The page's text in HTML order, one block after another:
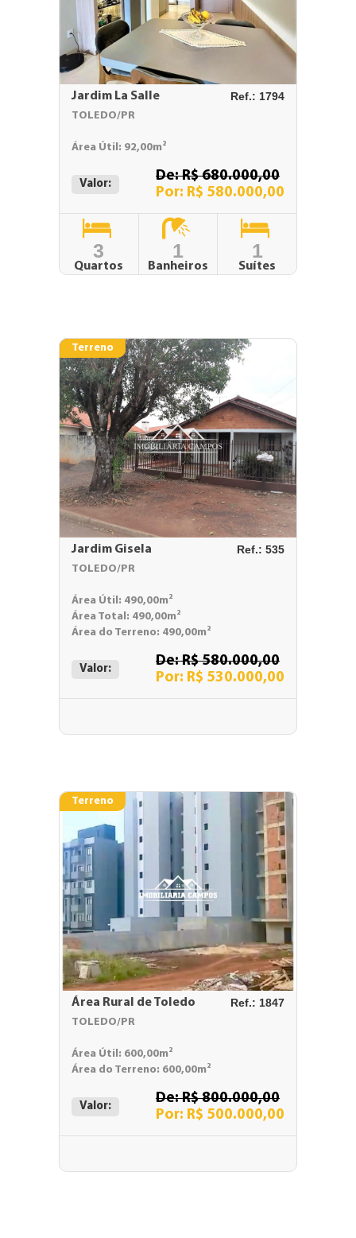
Jardim La Salle Ref.: 1794
TOLEDO/PR
Área Útil: 92,00m²
Valor:
De: R$ 680.000,00
Por: R$ 580.000,00
3
Quartos
1
Banheiros
1
Suítes
Terreno
Jardim Gisela Ref.: 535
TOLEDO/PR
Área Útil: 490,00m²
Área Total: 490,00m²
Área do Terreno: 490,00m²
Valor:
De: R$ 580.000,00
Por: R$ 530.000,00
Terreno
Área Rural de Toledo Ref.: 1847
TOLEDO/PR
Área Útil: 600,00m²
Área do Terreno: 600,00m²
Valor:
De: R$ 800.000,00
Por: R$ 500.000,00